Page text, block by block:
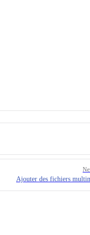
Ajouter des fichiers